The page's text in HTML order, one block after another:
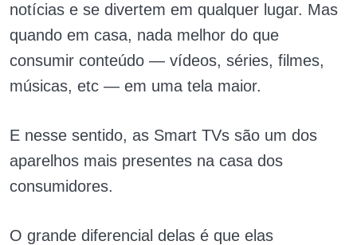
notícias e se divertem em qualquer lugar. Mas
quando em casa, nada melhor do que
consumir conteúdo — vídeos, séries, filmes,
músicas, etc — em uma tela maior.
E nesse sentido, as Smart TVs são um dos
aparelhos mais presentes na casa dos
consumidores.
O grande diferencial delas é que elas